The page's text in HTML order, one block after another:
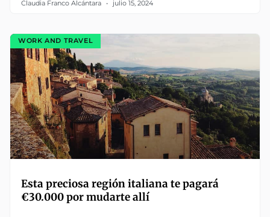
Claudia Franco Alcántara julio 15, 2024
WORK AND TRAVEL
Esta preciosa región italiana te pagará
€30.000 por mudarte allí